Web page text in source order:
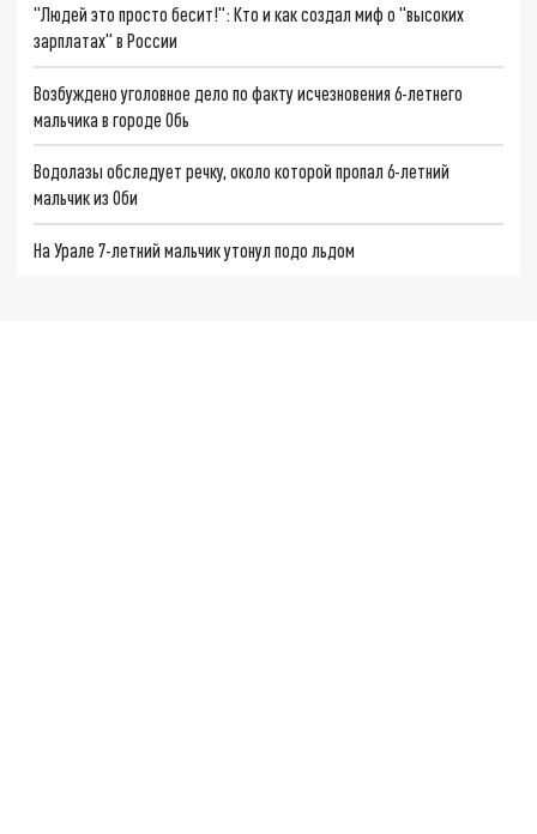
"Людей это просто бесит!": Кто и как создал миф о "высоких
зарплатах" в России
Возбуждено уголовное дело по факту исчезновения 6-летнего
мальчика в городе Обь
Водолазы обследует речку, около которой пропал 6-летний
мальчик из Оби
На Урале 7-летний мальчик утонул подо льдом